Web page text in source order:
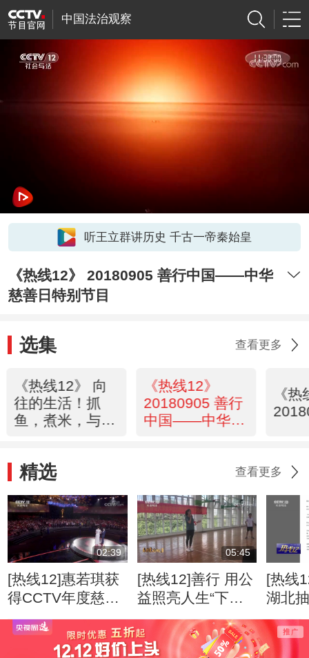
中国法治观察
听王立群讲历史 千古一帝秦始皇
《热线12》 20180905 善行中国——中华
慈善日特别节目
选集 查看更多
《热线12》 向
往的生活！抓
鱼，煮米，与你
《热线12》
20180905 善行
中国——中华慈
《
精选 查看更多
02:39
[热线12]惠若琪获
得CCTV年度慈善
人物
05:45
[热线12]善行 用公
益照亮人生“下半
场”
[热线
湖北
不合
照标